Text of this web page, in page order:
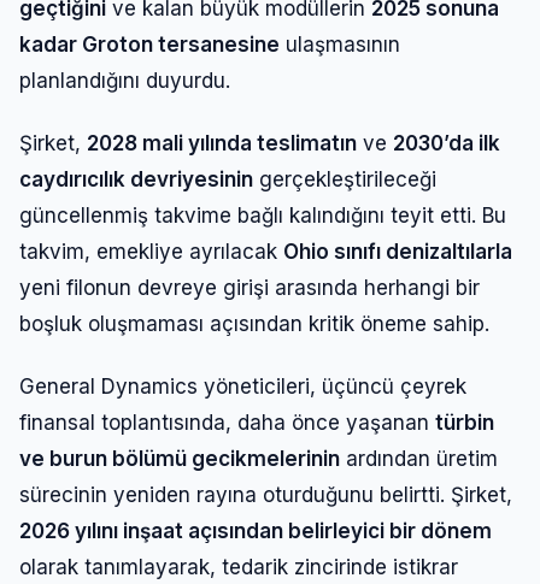
geçtiğini ve kalan büyük modüllerin 2025 sonuna
kadar Groton tersanesine ulaşmasının
planlandığını duyurdu.
Şirket, 2028 mali yılında teslimatın ve 2030’da ilk
caydırıcılık devriyesinin gerçekleştirileceği
güncellenmiş takvime bağlı kalındığını teyit etti. Bu
takvim, emekliye ayrılacak Ohio sınıfı denizaltılarla
yeni filonun devreye girişi arasında herhangi bir
boşluk oluşmaması açısından kritik öneme sahip.
General Dynamics yöneticileri, üçüncü çeyrek
finansal toplantısında, daha önce yaşanan türbin
ve burun bölümü gecikmelerinin ardından üretim
sürecinin yeniden rayına oturduğunu belirtti. Şirket,
2026 yılını inşaat açısından belirleyici bir dönem
olarak tanımlayarak, tedarik zincirinde istikrar